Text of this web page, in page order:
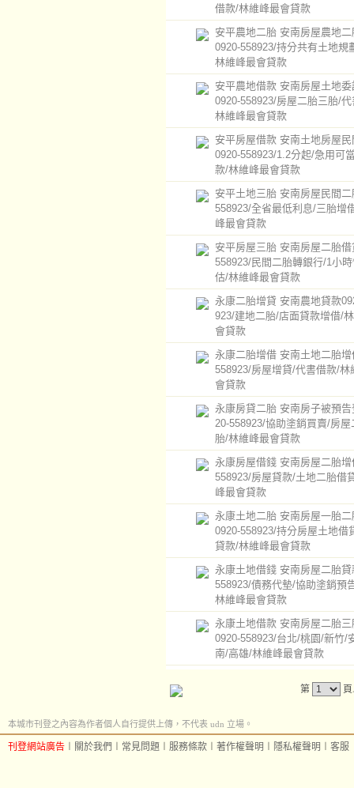
借款/林維峰最會貸款
安平農地二胎 安南房屋農地
0920-558923/持分共有土地規
林維峰最會貸款
安平農地借款 安南房屋土地
0920-558923/房屋二胎三胎/
林維峰最會貸款
安平房屋借款 安南土地房屋
0920-558923/1.2分起/急用可
款/林維峰最會貸款
安平土地三胎 安南房屋民間二
558923/全省最低利息/三胎增
峰最會貸款
安平房屋三胎 安南房屋二胎借
558923/民間二胎轉銀行/1小
估/林維峰最會貸款
永康二胎增貸 安南農地貸款
923/建地二胎/店面貸款增借/
會貸款
永康二胎增借 安南土地二胎增
558923/房屋增貸/代書借款/林
會貸款
永康房貸二胎 安南房子被預告
20-558923/協助塗銷買賣/房屋
胎/林維峰最會貸款
永康房屋借錢 安南房屋二胎增
558923/房屋貸款/土地二胎借
峰最會貸款
永康土地二胎 安南房屋一胎二
0920-558923/持分房屋土地借
貸款/林維峰最會貸款
永康土地借錢 安南房屋二胎貸
558923/債務代墊/協助塗銷預
林維峰最會貸款
永康土地借款 安南房屋二胎三
0920-558923/台北/桃園/新竹/
南/高雄/林維峰最會貸款
第
本城市刊登之內容為作者個人自行提供上傳，不代表 udn 立場。
刊登網站廣告 關於我們 常見問題 服務條款 著作權聲明 隱私權聲明 客服